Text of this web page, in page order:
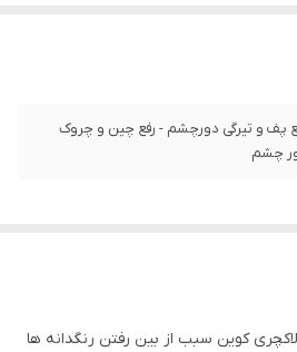
پف و تیرگی دورچشم - رفع چین و چروک
چشم
کوین سبب از بین رفتن رنگدانه ها